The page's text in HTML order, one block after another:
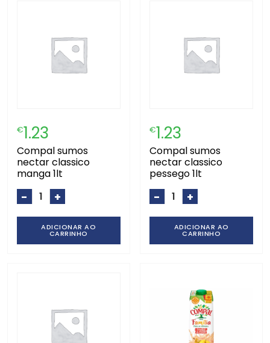
€1.23
compal sumos
nectar classico
manga 1lt
- +
ADICIONAR AO
CARRINHO
€1.23
compal sumos
nectar classico
pessego 1lt
- +
ADICIONAR AO
CARRINHO